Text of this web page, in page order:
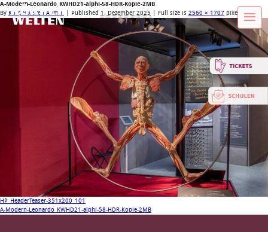
A-Modern-Leonardo_KWHD21-alphi-58-HDR-Kopie-2MB
By Körperwelten Admin Published 1. Dezember 2025 | Full size is 2560 × 1707 pixels
HP_HeaderTeaser-351x200_101
A-Modern-Leonardo_KWHD21-alphi-58-HDR-Kopie-2MB